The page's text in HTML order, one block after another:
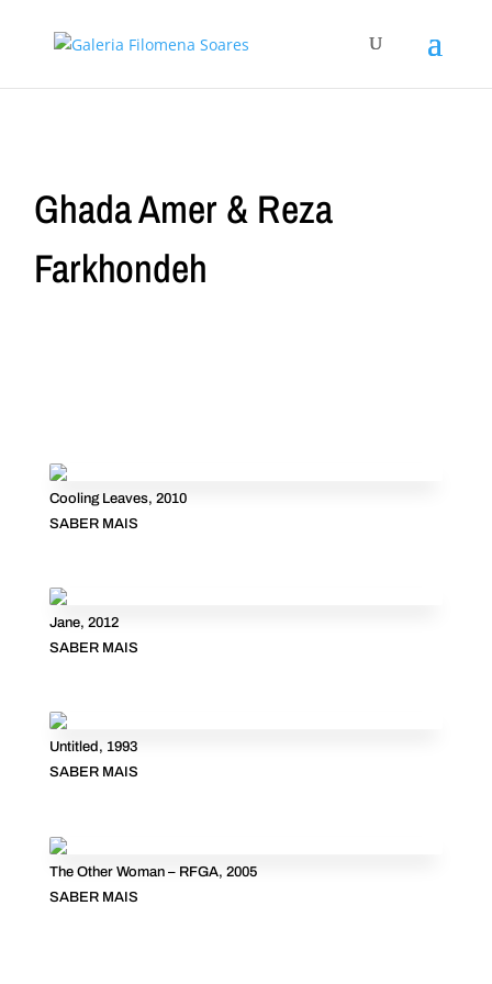
Ghada Amer & Reza
Farkhondeh
Cooling Leaves, 2010
SABER MAIS
Jane, 2012
SABER MAIS
Untitled, 1993
SABER MAIS
The Other Woman – RFGA, 2005
SABER MAIS